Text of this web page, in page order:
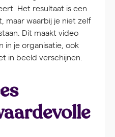
Het resultaat is een
maar waarbij je niet zelf
Dit maakt video
in je organisatie, ook
in beeld verschijnen.